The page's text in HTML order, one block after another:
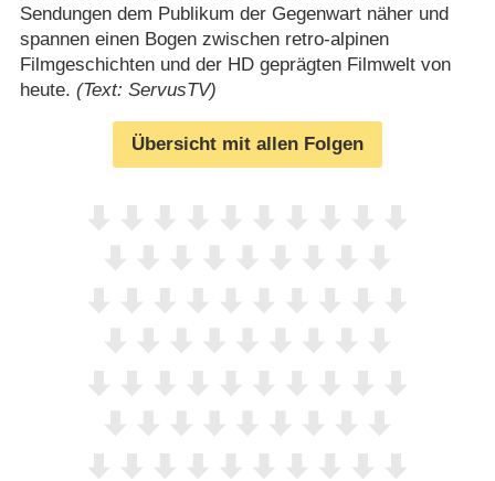
Sendungen dem Publikum der Gegenwart näher und
spannen einen Bogen zwischen retro-alpinen
Filmgeschichten und der HD geprägten Filmwelt von
heute. (Text: ServusTV)
Übersicht mit allen Folgen